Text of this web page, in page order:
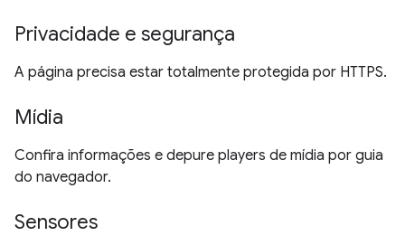
Privacidade e segurança
A página precisa estar totalmente protegida por HTTPS.
Mídia
Confira informações e depure players de mídia por guia
do navegador.
Sensores